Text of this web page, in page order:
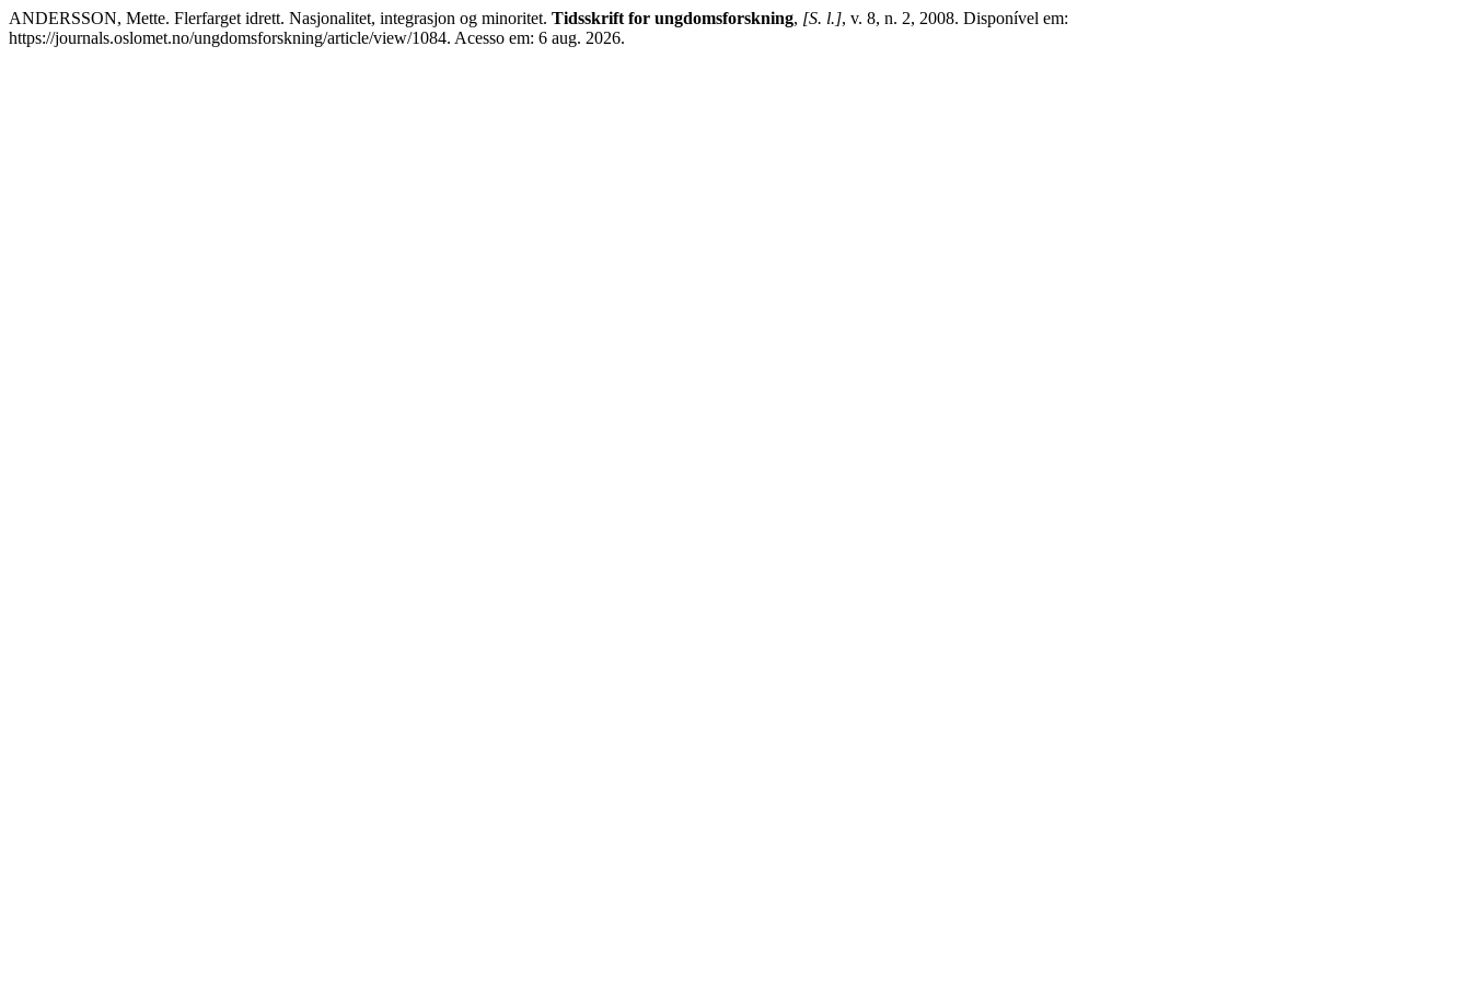
ANDERSSON, Mette. Flerfarget idrett. Nasjonalitet, integrasjon og minoritet. Tidsskrift for ungdomsforskning, [S. l.], v. 8, n. 2, 2008. Disponível em:
https://journals.oslomet.no/ungdomsforskning/article/view/1084. Acesso em: 6 aug. 2026.